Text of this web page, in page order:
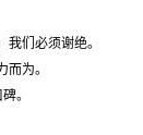
们必须谢绝。
为。
。